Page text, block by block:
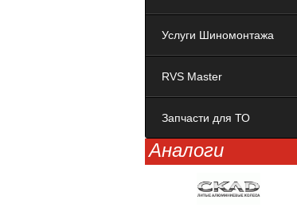
Услуги Шиномонтажа
RVS Master
Запчасти для ТО
Аналоги